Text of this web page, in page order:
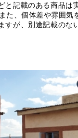
と記載のある商品は
た、個体差や雰囲気
すが、別途記載のな